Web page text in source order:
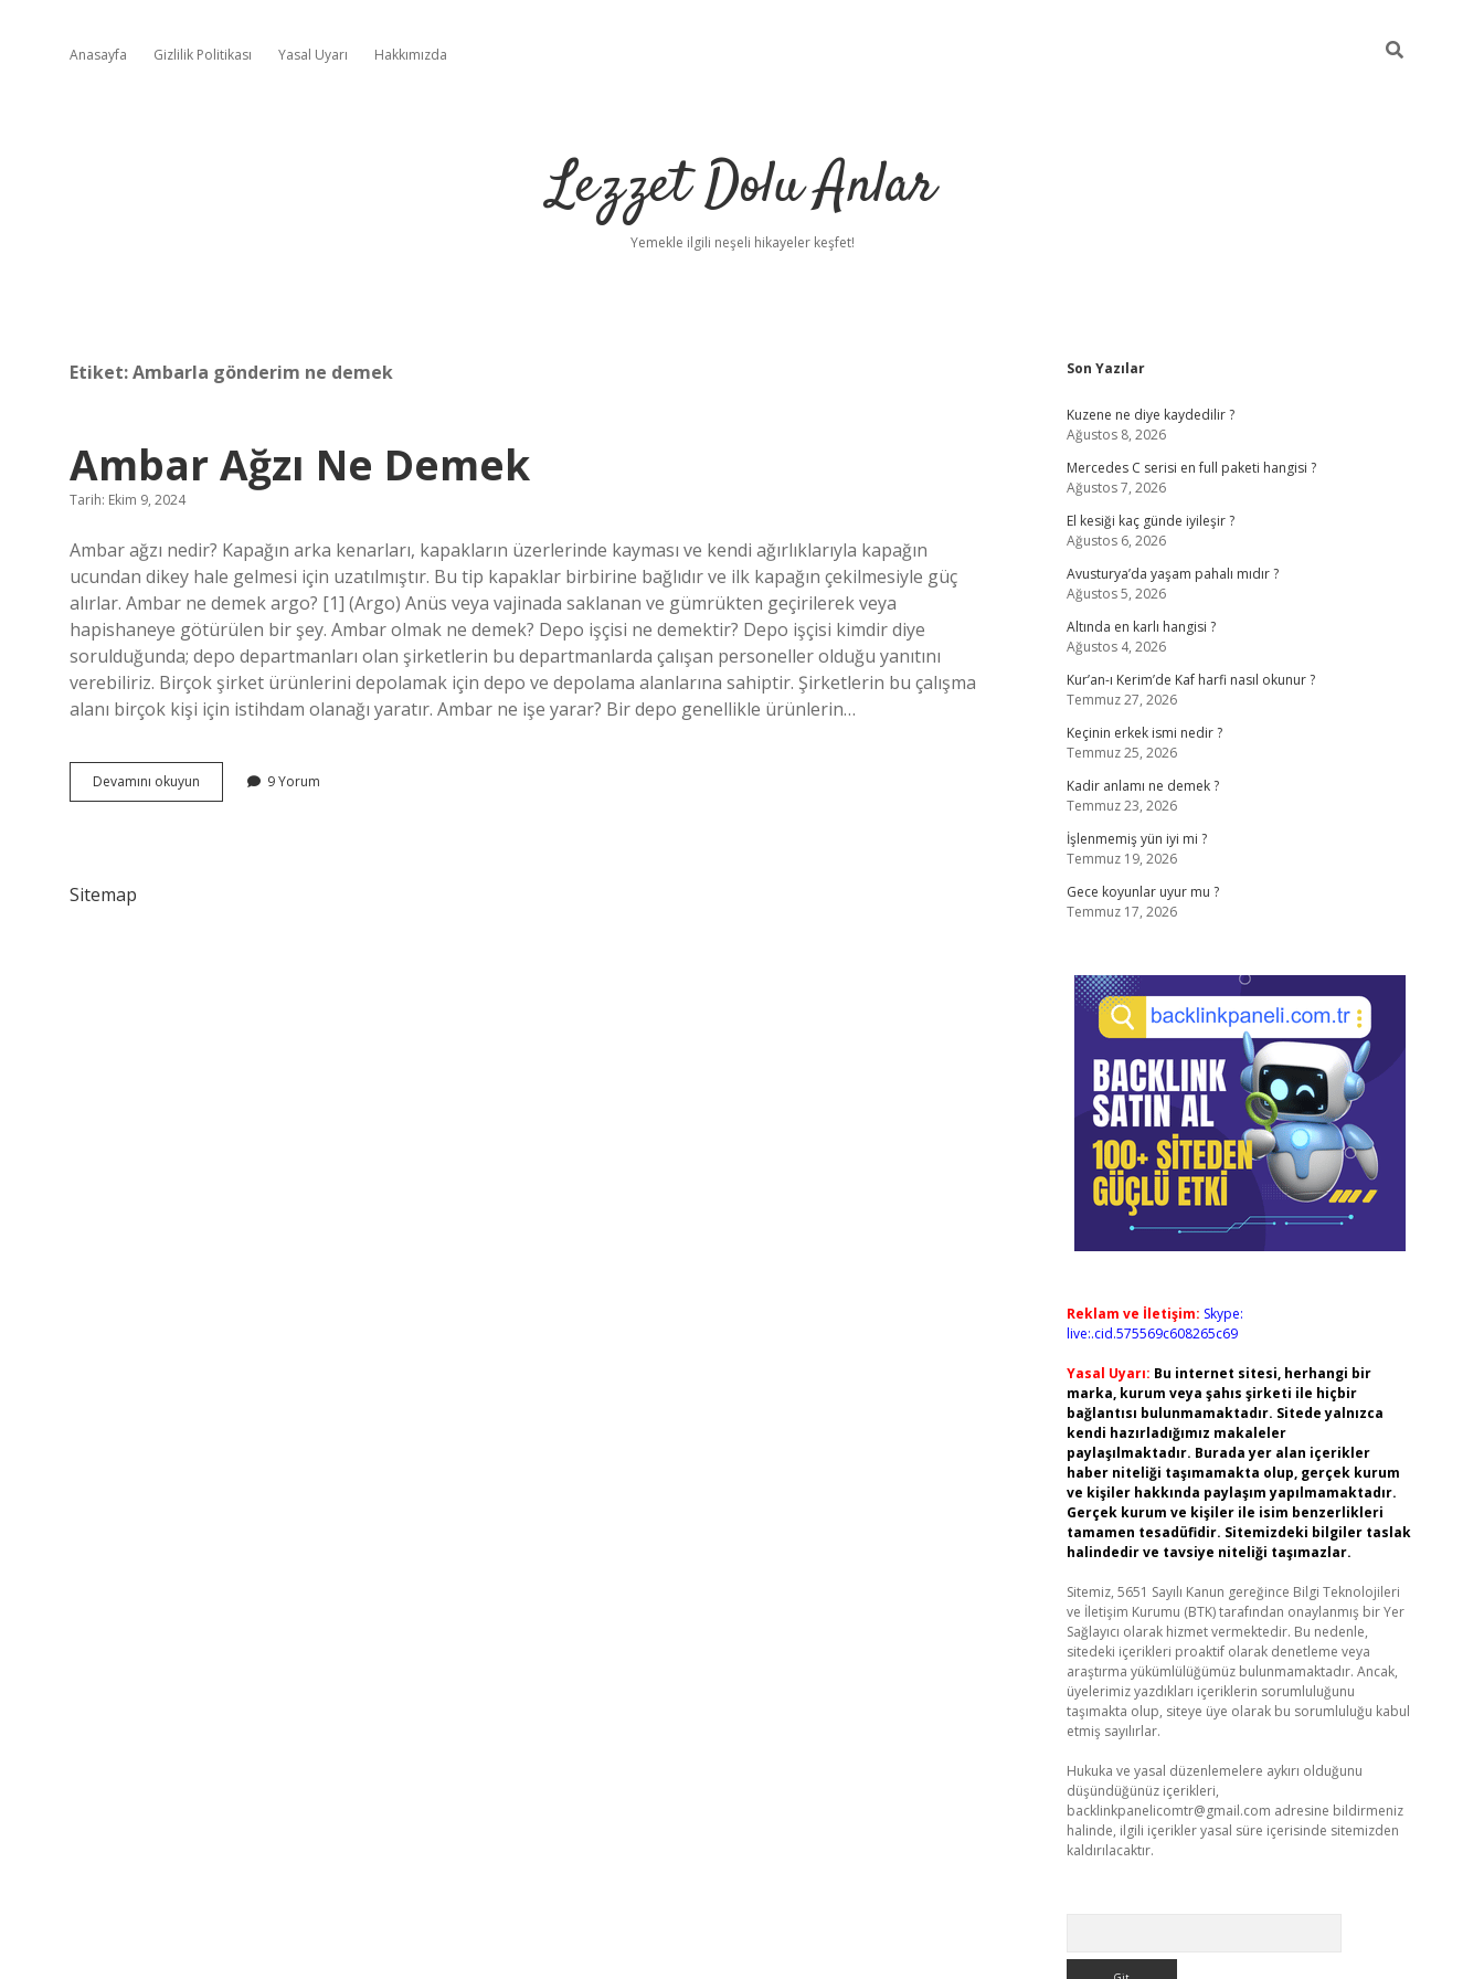
Anasayfa Gizlilik Politikası Yasal Uyarı Hakkımızda
Lezzet Dolu Anlar
Yemekle ilgili neşeli hikayeler keşfet!
Etiket:Ambarla gönderim ne demek
Ambar Ağzı Ne Demek
Tarih: Ekim 9, 2024
Ambar ağzı nedir? Kapağın arka kenarları, kapakların üzerlerinde kayması ve kendi ağırlıklarıyla kapağın
ucundan dikey hale gelmesi için uzatılmıştır. Bu tip kapaklar birbirine bağlıdır ve ilk kapağın çekilmesiyle güç
alırlar. Ambar ne demek argo? [1] (Argo) Anüs veya vajinada saklanan ve gümrükten geçirilerek veya
hapishaneye götürülen bir şey. Ambar olmak ne demek? Depo işçisi ne demektir? Depo işçisi kimdir diye
sorulduğunda; depo departmanları olan şirketlerin bu departmanlarda çalışan personeller olduğu yanıtını
verebiliriz. Birçok şirket ürünlerini depolamak için depo ve depolama alanlarına sahiptir. Şirketlerin bu çalışma
alanı birçok kişi için istihdam olanağı yaratır. Ambar ne işe yarar? Bir depo genellikle ürünlerin…
Devamını okuyun
Ağzı
9 Yorum
Sitemap
Sidebar
Son Yazılar
Kuzene ne diye kaydedilir ?
Ağustos 8, 2026
Mercedes C serisi en full paketi hangisi ?
Ağustos 7, 2026
El kesiği kaç günde iyileşir ?
Ağustos 6, 2026
Avusturya’da yaşam pahalı mıdır ?
Ağustos 5, 2026
Altında en karlı hangisi ?
Ağustos 4, 2026
Kur’an-ı Kerim’de Kaf harfi nasıl okunur ?
Temmuz 27, 2026
Keçinin erkek ismi nedir ?
Temmuz 25, 2026
Kadir anlamı ne demek ?
Temmuz 23, 2026
İşlenmemiş yün iyi mi ?
Temmuz 19, 2026
Gece koyunlar uyur mu ?
Temmuz 17, 2026
Reklam ve İletişim: Skype:
live:.cid.575569c608265c69
Yasal Uyarı: Bu internet sitesi, herhangi bir
marka, kurum veya şahıs şirketi ile hiçbir
bağlantısı bulunmamaktadır. Sitede yalnızca
kendi hazırladığımız makaleler
paylaşılmaktadır. Burada yer alan içerikler
haber niteliği taşımamakta olup, gerçek kurum
ve kişiler hakkında paylaşım yapılmamaktadır.
Gerçek kurum ve kişiler ile isim benzerlikleri
tamamen tesadüfidir. Sitemizdeki bilgiler taslak
halindedir ve tavsiye niteliği taşımazlar.
Sitemiz, 5651 Sayılı Kanun gereğince Bilgi Teknolojileri
ve İletişim Kurumu (BTK) tarafından onaylanmış bir Yer
Sağlayıcı olarak hizmet vermektedir. Bu nedenle,
sitedeki içerikleri proaktif olarak denetleme veya
araştırma yükümlülüğümüz bulunmamaktadır. Ancak,
üyelerimiz yazdıkları içeriklerin sorumluluğunu
taşımakta olup, siteye üye olarak bu sorumluluğu kabul
etmiş sayılırlar.
Hukuka ve yasal düzenlemelere aykırı olduğunu
düşündüğünüz içerikleri,
backlinkpanelicomtr@gmail.com adresine bildirmeniz
halinde, ilgili içerikler yasal süre içerisinde sitemizden
kaldırılacaktır.
ilbet giriş